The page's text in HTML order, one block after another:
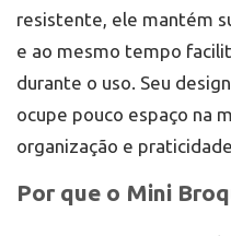
resistente, ele mantém
e ao mesmo tempo
durante o uso. Seu
ocupe pouco espaço na
organização e
Por que o Mini